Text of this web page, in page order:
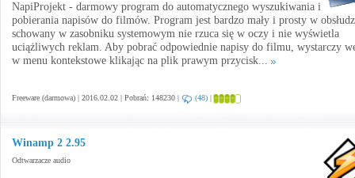
NapiProjekt - darmowy program do automatycznego wyszukiwania i
pobierania napisów do filmów. Program jest bardzo mały i prosty w
schowany w zasobniku systemowym nie rzuca się w oczy i nie wyświetla
uciążliwych reklam. Aby pobrać odpowiednie napisy do filmu, wystarczy
w menu kontekstowe klikając na plik prawym przycisk...
Freeware (darmowa) | 2016.02.02 | Pobrań: 148230 | (48) |
Winamp 2 2.95
Odtwarzacze audio